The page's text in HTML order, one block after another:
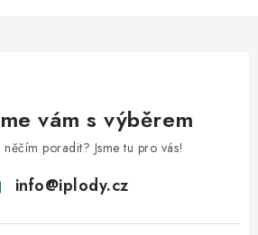
vám s výběrem
něčím poradit? Jsme tu pro vás!
info@iplody.cz